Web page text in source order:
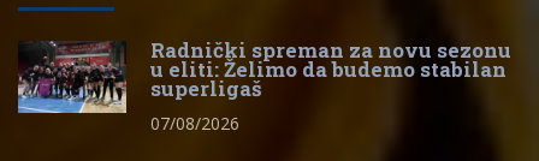
Radnički spreman za novu sezonu
u eliti: Želimo da budemo stabilan
superligaš
07/08/2026